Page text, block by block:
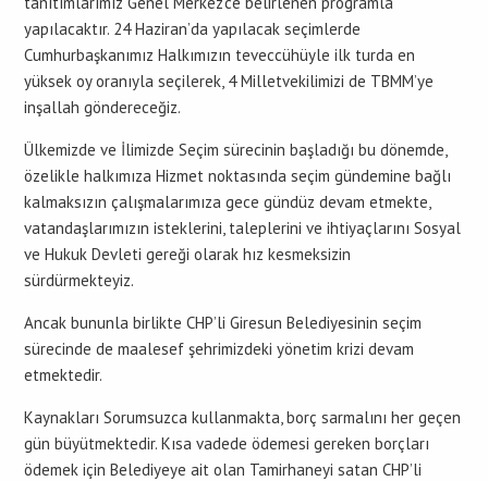
yapılacaktır. 24 Haziran’da yapılacak seçimlerde
Cumhurbaşkanımız Halkımızın teveccühüyle ilk turda en
yüksek oy oranıyla seçilerek, 4 Milletvekilimizi de TBMM’ye
inşallah göndereceğiz.
Ülkemizde ve İlimizde Seçim sürecinin başladığı bu dönemde,
özelikle halkımıza Hizmet noktasında seçim gündemine bağlı
kalmaksızın çalışmalarımıza gece gündüz devam etmekte,
vatandaşlarımızın isteklerini, taleplerini ve ihtiyaçlarını Sosyal
ve Hukuk Devleti gereği olarak hız kesmeksizin
sürdürmekteyiz.
Ancak bununla birlikte CHP’li Giresun Belediyesinin seçim
sürecinde de maalesef şehrimizdeki yönetim krizi devam
etmektedir.
Kaynakları Sorumsuzca kullanmakta, borç sarmalını her geçen
gün büyütmektedir. Kısa vadede ödemesi gereken borçları
ödemek için Belediyeye ait olan Tamirhaneyi satan CHP’li